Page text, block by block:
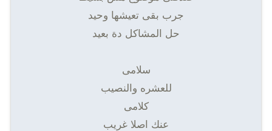
جرب بقى تعيشها وحيد
حل المشاكل دة بعيد
سلامى
للعشره والنصيب
كلامى
عنك اصلا غريب